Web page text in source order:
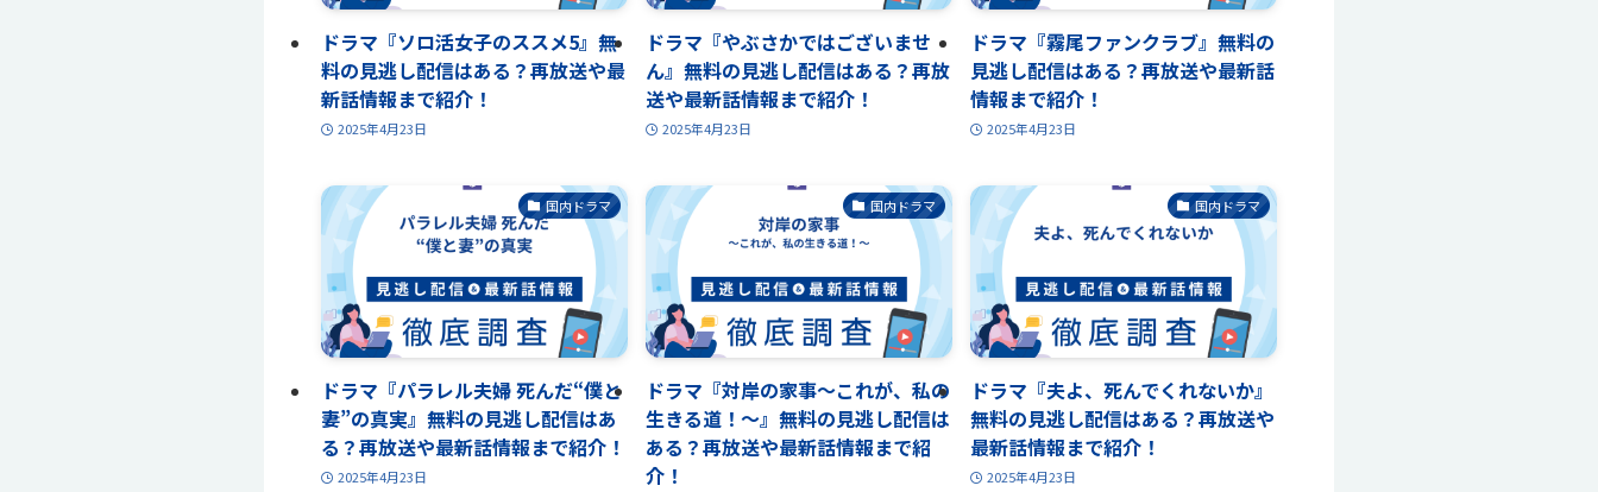
ドラマ『ソロ活女子のススメ5』無
料の見逃し配信はある？再放送や最
新話情報まで紹介！
2025年4月23日
ドラマ『やぶさかではございませ
ん』無料の見逃し配信はある？再放
送や最新話情報まで紹介！
2025年4月23日
ドラマ『霧尾ファンクラブ』無料の
見逃し配信はある？再放送や最新話
情報まで紹介！
2025年4月23日
国内ドラマ
ドラマ『パラレル夫婦 死んだ“僕と
妻”の真実』無料の見逃し配信はあ
る？再放送や最新話情報まで紹介！
2025年4月23日
国内ドラマ
ドラマ『対岸の家事～これが、私の
生きる道！～』無料の見逃し配信は
ある？再放送や最新話情報まで紹
介！
国内ドラマ
ドラマ『夫よ、死んでくれないか』
無料の見逃し配信はある？再放送や
最新話情報まで紹介！
2025年4月23日